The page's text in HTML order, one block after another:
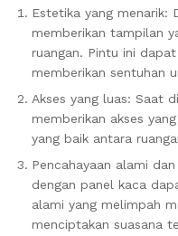
Estetika yang menarik:
memberikan tampilan
ruangan. Pintu ini
memberikan sentuhan
Akses yang luas: Saat
memberikan akses
yang baik antara
Pencahayaan alami
dengan panel kaca
alami yang melimpah
menciptakan suasana